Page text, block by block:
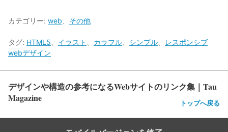
カテゴリー: web その他
タグ: HTML5 イラスト カラフル シンプル
レスポンシブ
webデザイン
デザインや構造の参考になるWebサイトのリンク集｜Tau
Magazine
トップへ戻る